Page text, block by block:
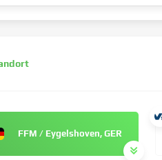
FFM / Eygelshoven, GER